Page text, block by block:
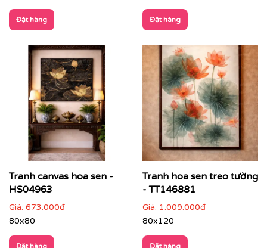
Phòng ngủ: chọn tranh tông màu dịu để tăng cảm
giác thư thái
Đặt hàng Đặt hàng
Tranh canvas hoa sen -
HS04963
Giá: 673.000đ
80x80
Đặt hàng
Tranh hoa sen treo tường
- TT146881
Giá: 1.009.000đ
80x120
Đặt hàng